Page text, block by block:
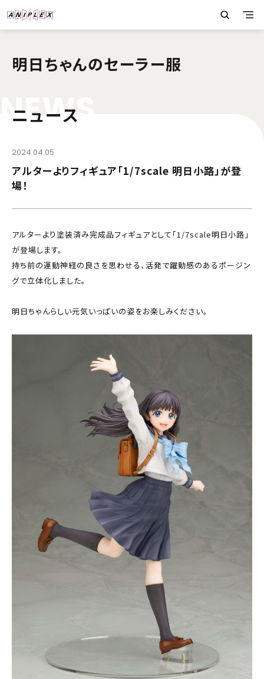
明日ちゃんのセーラー服
NEWS
ニュース
2024.04.05
アルターよりフィギュア「1/7scale 明日小路」が登
場！
アルターより塗装済み完成品フィギュアとして「1/7scale明日小路」
が登場します。
持ち前の運動神経の良さを思わせる、活発で躍動感のあるポージン
グで立体化しました。
明日ちゃんらしい元気いっぱいの姿をお楽しみください。